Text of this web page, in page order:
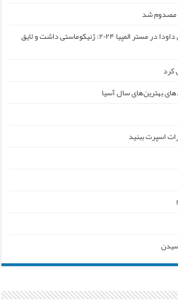
انتقاد تند یوتیوبر کانادایی از قهرمانی سمسون داودا در مستر المپیا ۲۰۲۴: ژنیکوماستی داشت و لایق
کرد
بهترین‌های سال آسیا